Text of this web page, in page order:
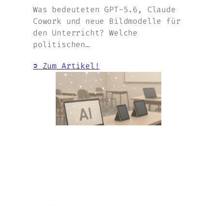
Was bedeuteten GPT-5.6, Claude
Cowork und neue Bildmodelle für
den Unterricht? Welche
politischen…
➲ Zum Artikel!